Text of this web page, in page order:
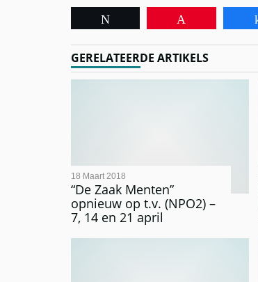
GERELATEERDE ARTIKELS
“De Zaak Menten”
opnieuw op t.v. (NPO2) –
7, 14 en 21 april
18 Maart 2018